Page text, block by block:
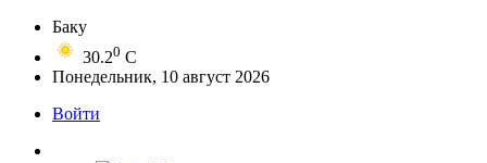
Баку
30.20 C
Понедельник, 10 август 2026
Войти